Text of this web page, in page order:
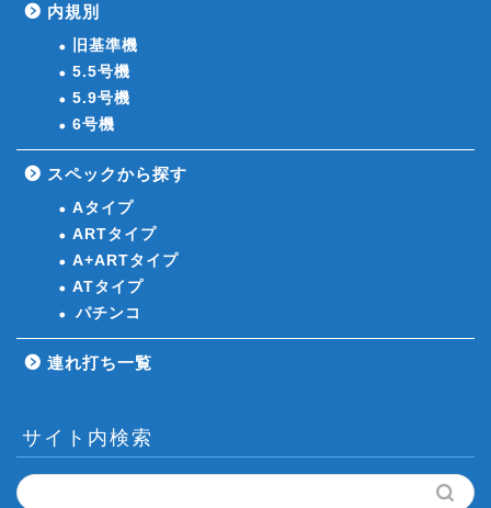
内規別
旧基準機
5.5号機
5.9号機
6号機
スペックから探す
Aタイプ
ARTタイプ
A+ARTタイプ
ATタイプ
パチンコ
連れ打ち一覧
サイト内検索